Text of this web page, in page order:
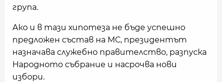
група.
Ако и в тази хипотеза не бъде успешно
предложен състав на МС, президентът
назначава служебно правителство, разпуска
Народното събрание и насрочва нови
избори.